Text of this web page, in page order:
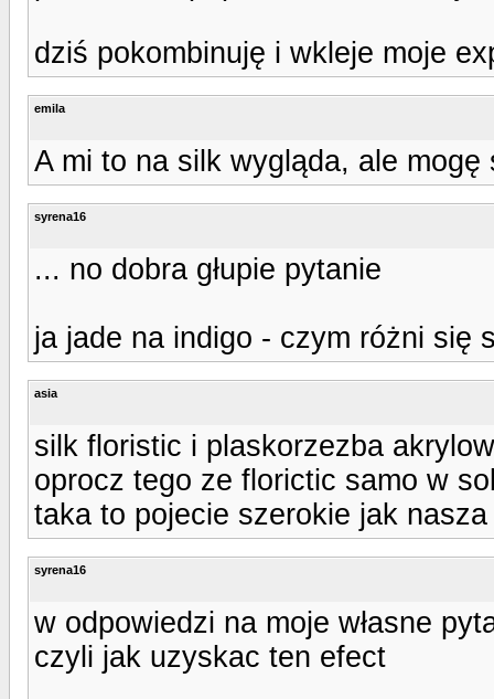
dziś pokombinuję i wkleje moje
emila
A mi to na silk wygląda, ale mogę
syrena16
... no dobra głupie pytanie
ja jade na indigo - czym różni się
asia
silk floristic i plaskorzezba
oprocz tego ze florictic samo w
taka to pojecie szerokie jak
syrena16
w odpowiedzi na moje własne
czyli jak uzyskac ten efect